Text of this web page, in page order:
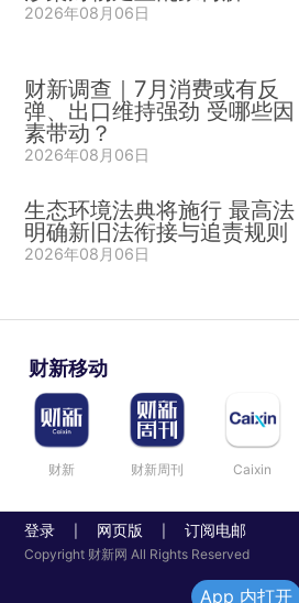
2026年08月06日
财新调查｜7月消费或有反
弹、出口维持强劲 受哪些因
素带动？
2026年08月06日
生态环境法典将施行 最高法
明确新旧法衔接与追责规则
2026年08月06日
财新移动
财新 财新周刊 Caixin
登录 网页版 订阅电邮
Copyright 财新网 All Rights Reserved
App 内打开